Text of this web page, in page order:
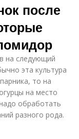
после
на следующий
эта культура
то на
на место
обработать
разного рода.